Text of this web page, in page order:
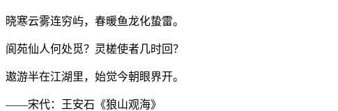
晓寒云雾连穷屿，春暖鱼龙化蛰雷。
阆苑仙人何处觅？灵槎使者几时回？
遨游半在江湖里，始觉今朝眼界开。
——宋代：王安石《狼山观海》